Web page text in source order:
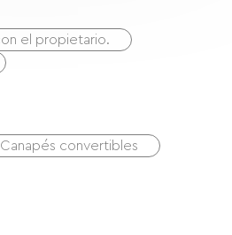
el propietario.
Canapés convertibles